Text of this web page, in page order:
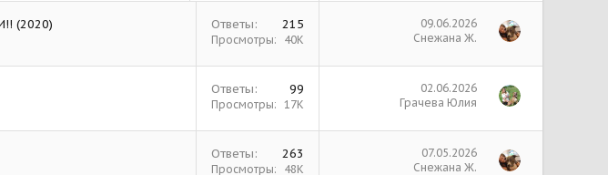
(2020) Ответы 215
Просмотры 40К
09.06.2026
Снежана Ж.
Ответы 99
Просмотры 17К
02.06.2026
Грачева Юлия
Ответы 263
Просмотры 48К
07.05.2026
Снежана Ж.